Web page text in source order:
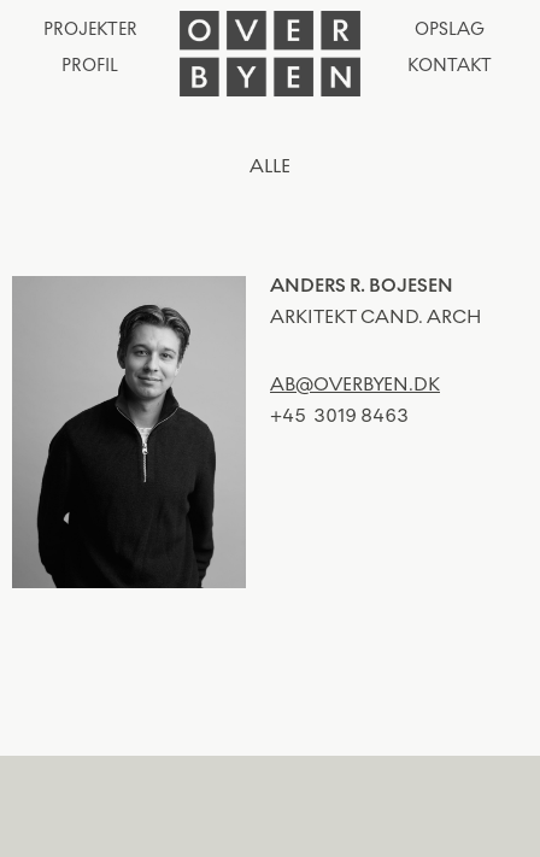
PROJEKTER
PROFIL
OPSLAG
KONTAKT
ALLE
ANDERS R. BOJESEN
ARKITEKT CAND. ARCH
AB@OVERBYEN.DK
+45 3019 8463